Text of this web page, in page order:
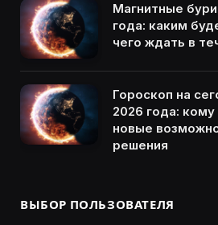
Магнитные бури
года: каким
чего ждать в
Гороскоп на
2026 года:
новые
решения
ВЫБОР ПОЛЬЗОВАТЕЛЯ